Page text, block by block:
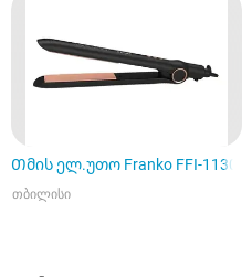
Თმის ელ.უთო Franko FFI-1130
თბილისი